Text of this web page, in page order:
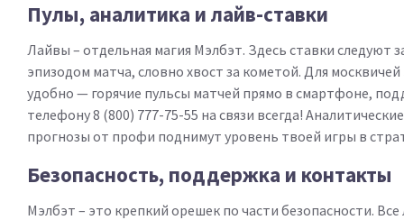
Пулы, аналитика и лайв-ставки
Лайвы – отдельная магия Мэлбэт. Здесь ставки следуют
эпизодом матча, словно хвост за кометой. Для
удобно — горячие пульсы матчей прямо в смартфоне,
телефону 8 (800) 777-75-55 на связи всегда!
прогнозы от профи поднимут уровень твоей игры в
Безопасность, поддержка и контакты
Мэлбэт – это крепкий орешек по части безопасности.